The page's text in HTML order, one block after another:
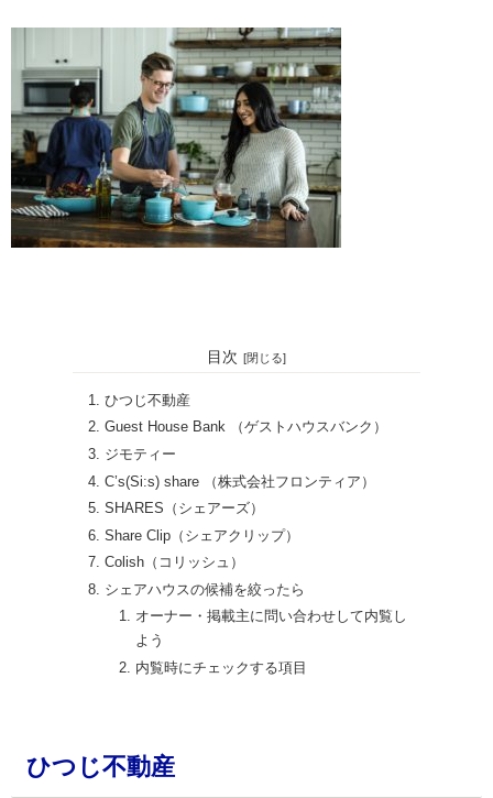
目次
ひつじ不動産
Guest House Bank （ゲストハウスバンク）
ジモティー
C’s(Si:s) share （株式会社フロンティア）
SHARES（シェアーズ）
Share Clip（シェアクリップ）
Colish（コリッシュ）
シェアハウスの候補を絞ったら
オーナー・掲載主に問い合わせして内覧し
よう
内覧時にチェックする項目
ひつじ不動産